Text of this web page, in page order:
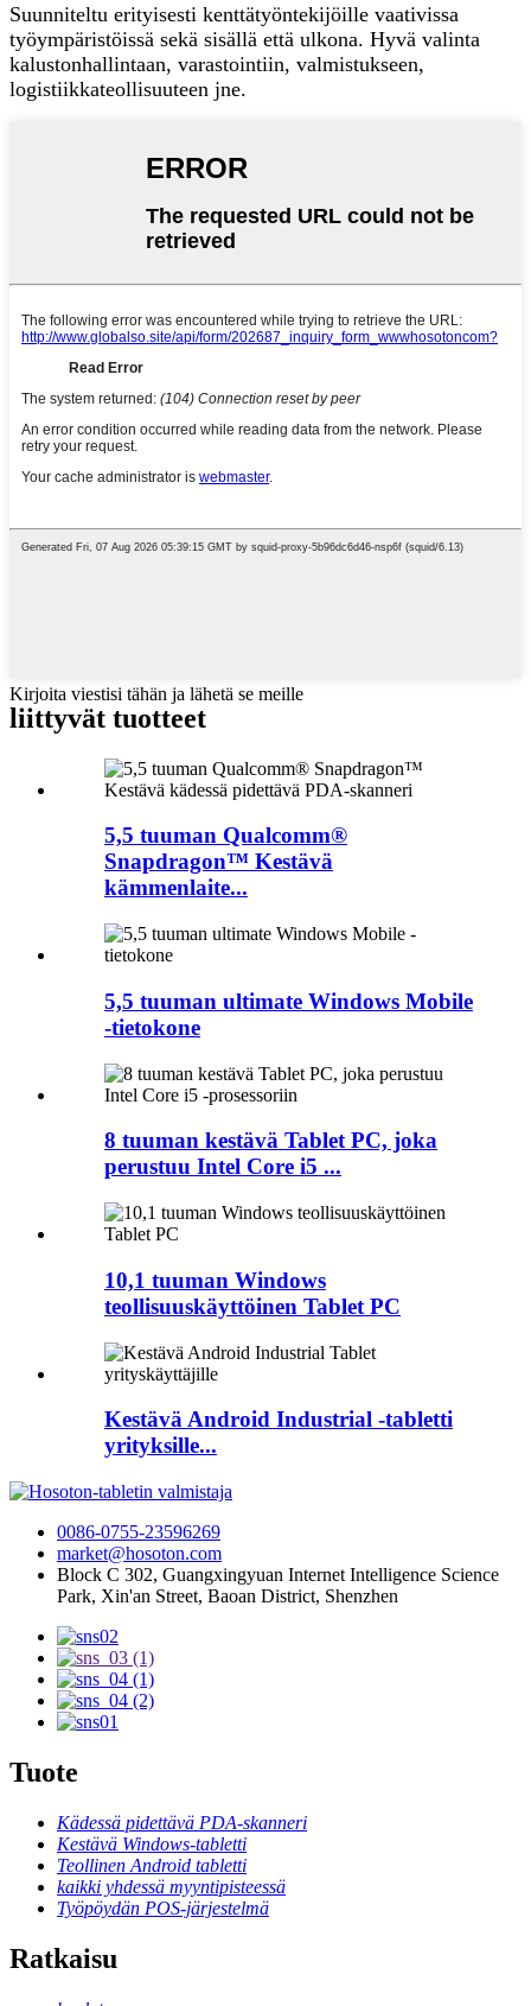
Suunniteltu erityisesti kenttätyöntekijöille vaativissa
työympäristöissä sekä sisällä että ulkona. Hyvä valinta
kalustonhallintaan, varastointiin, valmistukseen,
logistiikkateollisuuteen jne.
Kirjoita viestisi tähän ja lähetä se meille
liittyvät tuotteet
5,5 tuuman Qualcomm®
Snapdragon™ Kestävä
kämmenlaite...
5,5 tuuman ultimate Windows Mobile
-tietokone
8 tuuman kestävä Tablet PC, joka
perustuu Intel Core i5 ...
10,1 tuuman Windows
teollisuuskäyttöinen Tablet PC
Kestävä Android Industrial -tabletti
yrityksille...
0086-0755-23596269
market@hosoton.com
Block C 302, Guangxingyuan Internet Intelligence Science
Park, Xin'an Street, Baoan District, Shenzhen
Tuote
Kädessä pidettävä PDA-skanneri
Kestävä Windows-tabletti
Teollinen Android tabletti
kaikki yhdessä myyntipisteessä
Työpöydän POS-järjestelmä
Ratkaisu